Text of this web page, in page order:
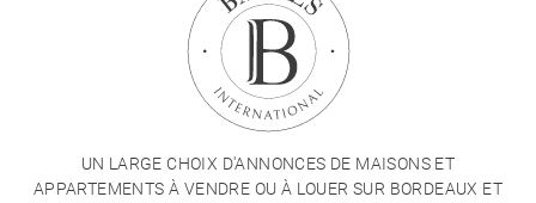
UN LARGE CHOIX D'ANNONCES DE MAISONS ET
APPARTEMENTS À VENDRE OU À LOUER SUR BORDEAUX ET